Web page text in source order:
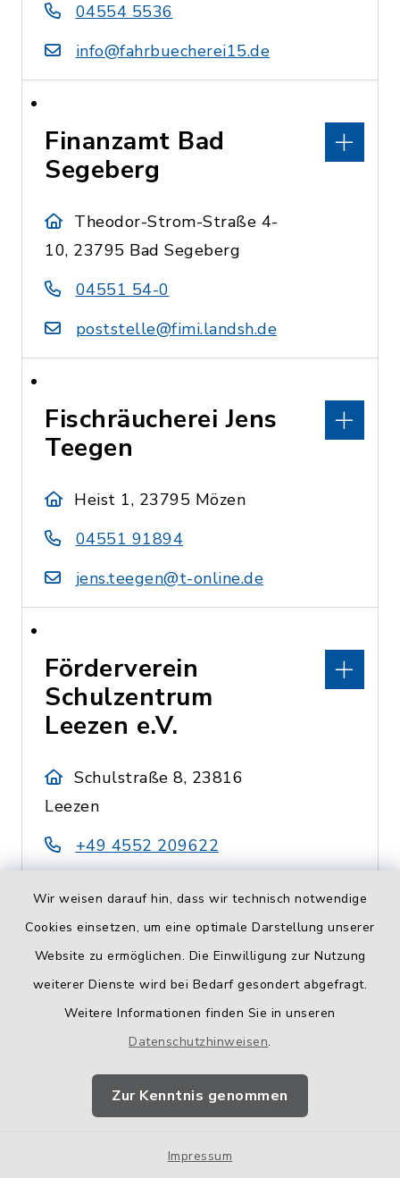
Wir weisen darauf hin, dass wir technisch notwendige
Cookies einsetzen, um eine optimale Darstellung unserer
Website zu ermöglichen. Die Einwilligung zur Nutzung
weiterer Dienste wird bei Bedarf gesondert abgefragt.
Weitere Informationen finden Sie in unseren
Datenschutzhinweisen.
Zur Kenntnis genommen
Impressum
04554 5536
info@fahrbuecherei15.de
Finanzamt Bad
Segeberg
Theodor-Strom-Straße 4-
10, 23795 Bad Segeberg
04551 54-0
poststelle@fimi.landsh.de
Fischräucherei Jens
Teegen
Heist 1, 23795 Mözen
04551 91894
jens.teegen@t-online.de
Förderverein
Schulzentrum
Leezen e.V.
Schulstraße 8, 23816
Leezen
+49 4552 209622
Franz-Claudius-
Schule
23795 Bad Segeberg
04551 9614-0
franz-claudius-schule.bad-